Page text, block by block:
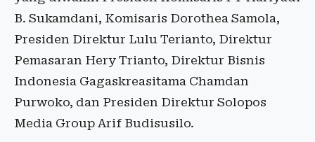
B. Sukamdani, Komisaris Dorothea Samola,
Presiden Direktur Lulu Terianto, Direktur
Pemasaran Hery Trianto, Direktur Bisnis
Indonesia Gagaskreasitama Chamdan
Purwoko, dan Presiden Direktur Solopos
Media Group Arif Budisusilo.